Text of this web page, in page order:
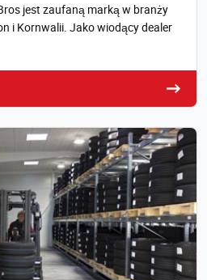
jest zaufaną marką w branży
i Kornwalii. Jako wiodący dealer